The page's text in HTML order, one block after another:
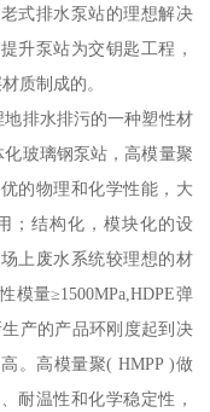
式排水泵站的理想解决
升泵站为交钥匙工程，
质制成的。
排水排污的一种塑性材
玻璃钢泵站，高模量聚
的物理和化学性能，大
；结构化，模块化的设
上废水系统较理想的材
模量≥1500MPa,HDPE弹
产的产品环刚度起到决
。高模量聚( HMPP )做
耐温性和化学稳定性，